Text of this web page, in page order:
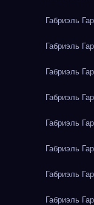
Габриэль
Габриэль
Габриэль
Габриэль
Габриэль
Габриэль
Габриэль
Габриэль